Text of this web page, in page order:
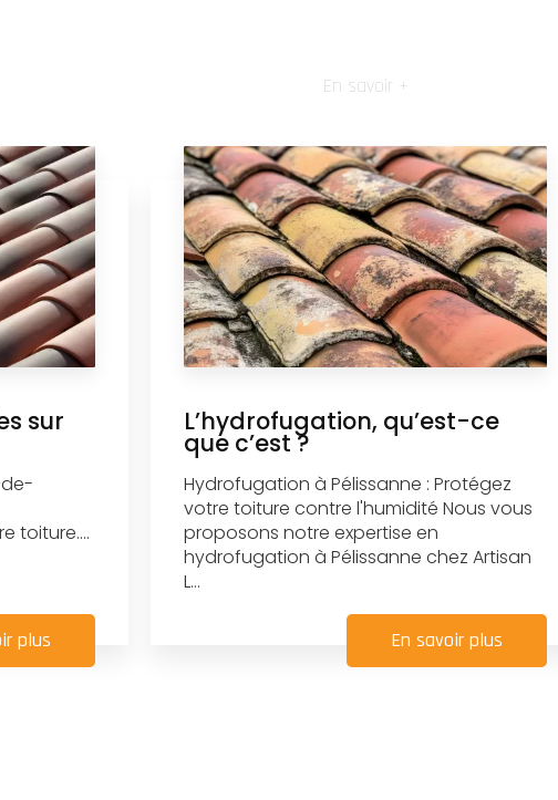
En savoir +
sur
toiture....
plus
L’hydrofugation, qu’est-ce
que c’est ?
Hydrofugation à Pélissanne : Protégez
votre toiture contre l'humidité Nous vous
proposons notre expertise en
hydrofugation à Pélissanne chez Artisan
L...
En savoir plus